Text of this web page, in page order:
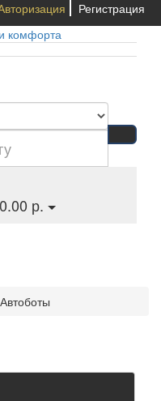
Регистрация
р.
Автоботы